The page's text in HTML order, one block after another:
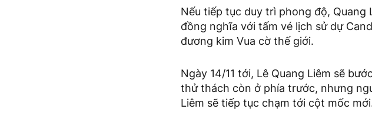
Nếu tiếp tục duy trì phong độ,
đồng nghĩa với tấm vé lịch sử dự
đương kim Vua cờ thế giới.
Ngày 14/11 tới, Lê Quang Liêm sẽ
thử thách còn ở phía trước, nhưng
Liêm sẽ tiếp tục chạm tới cột mốc